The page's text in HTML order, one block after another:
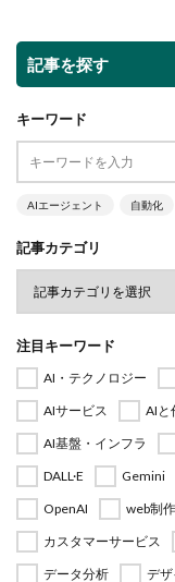
記事を探す
キーワード
AIエージェント 自動化
記事カテゴリ
注目キーワード
AI・テクノロジー
AIサービス
AIと
AI基盤・インフラ
DALL·E
Gemini
OpenAI
web制作
カスタマーサービス
データ分析
デ